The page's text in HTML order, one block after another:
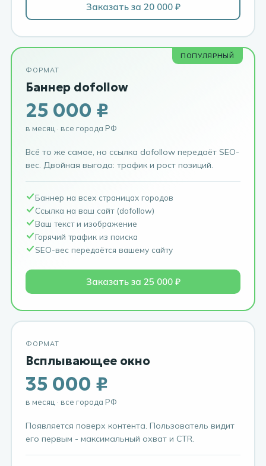
Заказать за 20 000 ₽
ПОПУЛЯРНЫЙ
ФОРМАТ
Баннер dofollow
25 000 ₽
в месяц · все города РФ
Всё то же самое, но ссылка dofollow передаёт SEO-
вес. Двойная выгода: трафик и рост позиций.
Баннер на всех страницах городов
Ссылка на ваш сайт (dofollow)
Ваш текст и изображение
Горячий трафик из поиска
SEO-вес передаётся вашему сайту
Заказать за 25 000 ₽
ФОРМАТ
Всплывающее окно
35 000 ₽
в месяц · все города РФ
Появляется поверх контента. Пользователь видит
его первым - максимальный охват и CTR.